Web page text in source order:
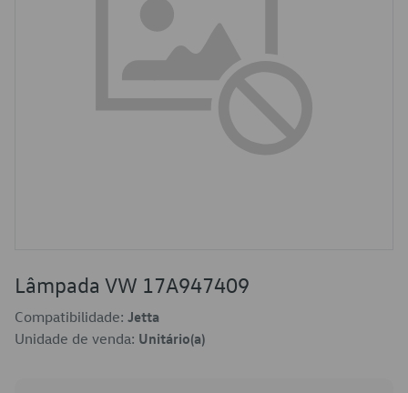
Lâmpada VW 17A947409
Compatibilidade: Jetta
Unidade de venda: Unitário(a)